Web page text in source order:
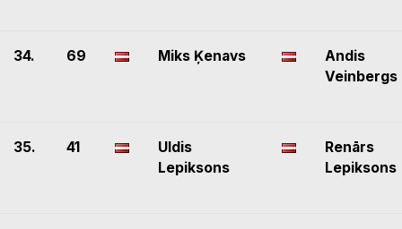
34. 69 Miks Ķenavs
Andis
Veinbergs
35. 41
Uldis
Lepiksons
Renārs
Lepiksons